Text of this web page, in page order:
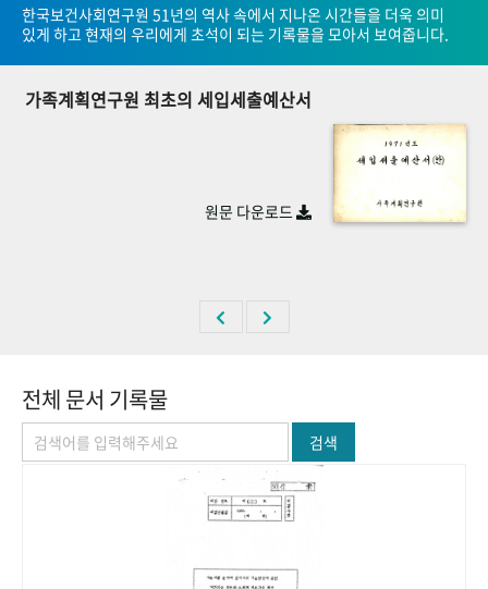
기록물 아카이브
사진 아카이브 문서 기록물 행정박물
숫자로 보는 50년 50+1주년 광장
한국보건사회연구원 51년의 역사 속에서 지나온 시간들을 더욱 의미
있게 하고 현재의 우리에게 초석이 되는 기록물을 모아서 보여줍니다.
가족계획연구원 최초의 세입세출예산서
원문 다운로드
전체 문서 기록물
검색